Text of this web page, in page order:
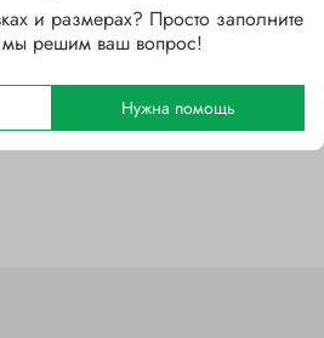
и размерах? Просто заполните
решим ваш вопрос!
Нужна помощь